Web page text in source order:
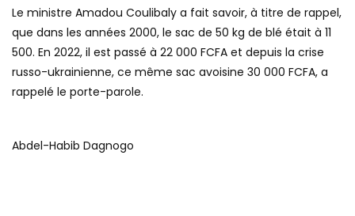
Le ministre Amadou Coulibaly a fait savoir, à titre de rappel,
que dans les années 2000, le sac de 50 kg de blé était à 11
500. En 2022, il est passé à 22 000 FCFA et depuis la crise
russo-ukrainienne, ce même sac avoisine 30 000 FCFA, a
rappelé le porte-parole.
Abdel-Habib Dagnogo